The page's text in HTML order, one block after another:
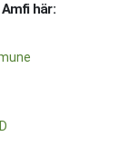
här: